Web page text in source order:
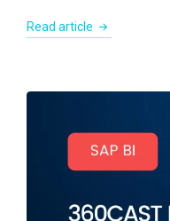
Read article